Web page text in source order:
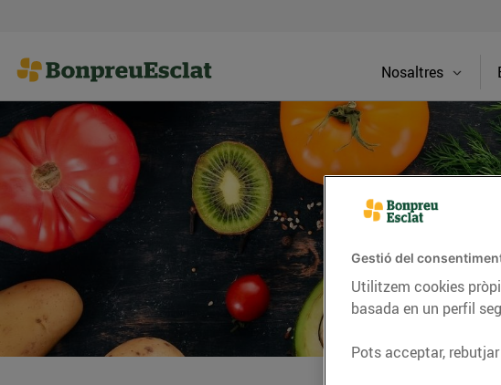
Nosaltres
Gestió del
Utilitzem cookies
basada en un perfil
Pots acceptar,